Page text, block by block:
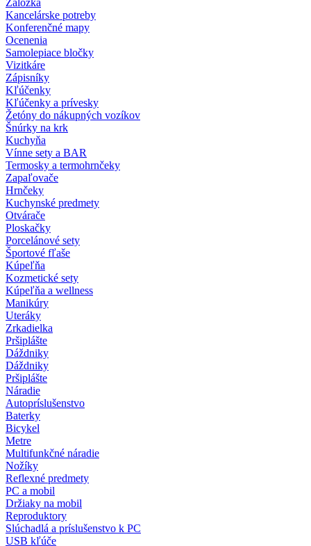
Záložka
Kancelárske potreby
Konferenčné mapy
Ocenenia
Samolepiace bločky
Vizitkáre
Zápisníky
Kľúčenky
Kľúčenky a prívesky
Žetóny do nákupných vozíkov
Šnúrky na krk
Kuchyňa
Vínne sety a BAR
Termosky a termohrnčeky
Zapaľovače
Hrnčeky
Kuchynské predmety
Otvárače
Ploskačky
Porcelánové sety
Športové fľaše
Kúpeľňa
Kozmetické sety
Kúpeľňa a wellness
Manikúry
Uteráky
Zrkadielka
Pršiplášte
Dáždniky
Dáždniky
Pršiplášte
Náradie
Autopríslušenstvo
Baterky
Bicykel
Metre
Multifunkčné náradie
Nožíky
Reflexné predmety
PC a mobil
Držiaky na mobil
Reproduktory
Slúchadlá a príslušenstvo k PC
USB kľúče